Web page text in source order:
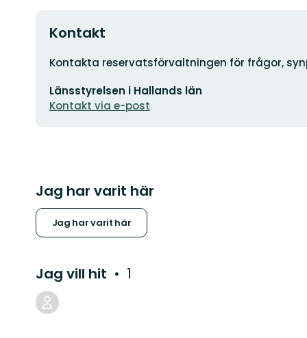
Kontakt
Adress
Kontakta reservatsförvaltningen för frågor,
postadress
Länsstyrelsen i Hallands län
Kontakt via e-post
Jag har varit här
Jag har varit här
Jag vill hit 1